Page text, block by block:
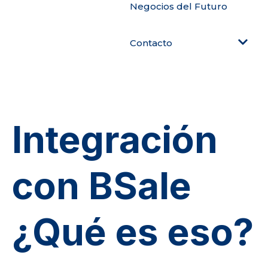
Negocios del Futuro
Contacto
Integración
con BSale
¿Qué es eso?